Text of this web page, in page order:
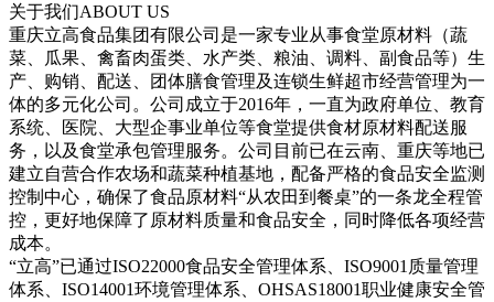
关于我们ABOUT US
重庆立高食品集团有限公司是一家专业从事食堂原材料（蔬
菜、瓜果、禽畜肉蛋类、水产类、粮油、调料、副食品等）生
产、购销、配送、团体膳食管理及连锁生鲜超市经营管理为一
体的多元化公司。公司成立于2016年，一直为政府单位、教育
系统、医院、大型企事业单位等食堂提供食材原材料配送服
务，以及食堂承包管理服务。公司目前已在云南、重庆等地已
建立自营合作农场和蔬菜种植基地，配备严格的食品安全监测
控制中心，确保了食品原材料“从农田到餐桌”的一条龙全程管
控，更好地保障了原材料质量和食品安全，同时降低各项经营
成本。
“立高”已通过ISO22000食品安全管理体系、ISO9001质量管理
体系、ISO14001环境管理体系、OHSAS18001职业健康安全管